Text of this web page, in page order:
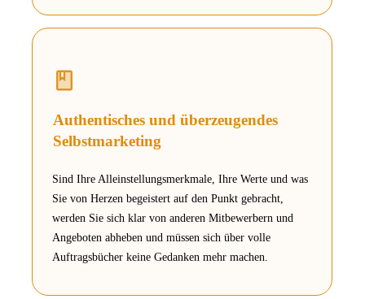
Authentisches und überzeugendes
Selbstmarketing
Sind Ihre Alleinstellungsmerkmale, Ihre Werte und was
Sie von Herzen begeistert auf den Punkt gebracht,
werden Sie sich klar von anderen Mitbewerbern und
Angeboten abheben und müssen sich über volle
Auftragsbücher keine Gedanken mehr machen.